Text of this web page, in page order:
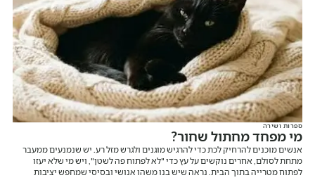
ספרות ושירה
מי מפחד מחתול שחור?
אנשים מוכנים להרחיק לכת כדי להרגיש מוגנים ולגרש מזל רע. יש שנמנעים ממעבר
מתחת לסולם, אחרים נוקשים על עץ כדי "לא לפתוח פה לשטן", ויש מי שלא יעזו
לפתוח מטרייה בתוך הבית. נראה שיש בנו משהו אנושי ובסיסי שמחפש יציבות